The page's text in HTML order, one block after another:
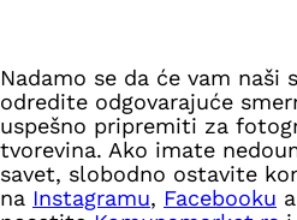
Nadamo se da će vam naši
odredite odgovarajuće
uspešno pripremiti za
tvorevina. Ako imate
savet, slobodno ostavite
na Instagramu, Facebooku